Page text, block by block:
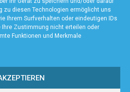
zu diesen Technologien ermöglicht uns
Ihrem Surfverhalten oder eindeutigen IDs
Ihre Zustimmung nicht erteilen oder
Funktionen und Merkmale